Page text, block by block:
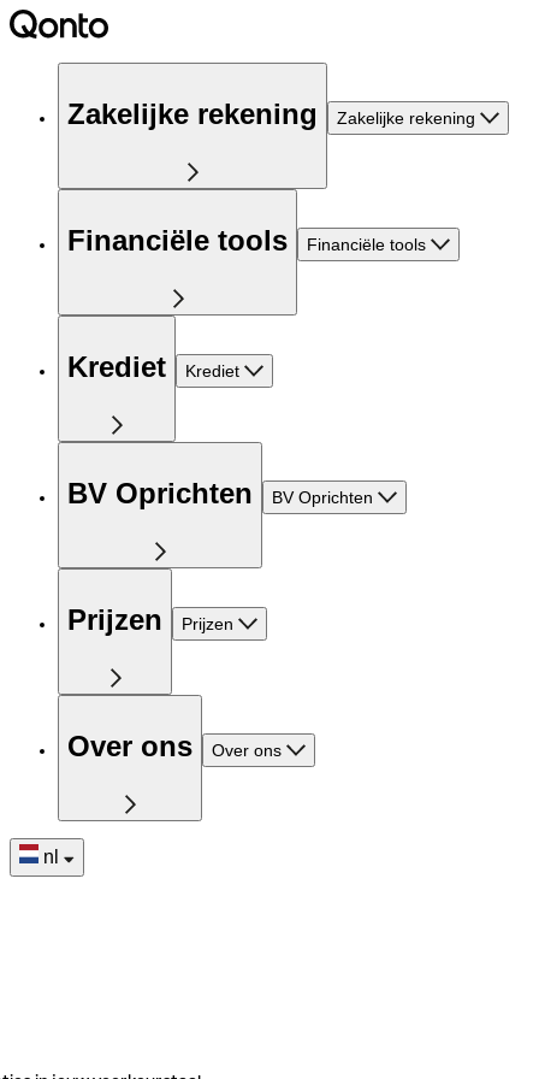
Zakelijke rekening Zakelijke rekening
Financiële tools Financiële tools
Krediet Krediet
BV Oprichten BV Oprichten
Prijzen Prijzen
Over ons Over ons
nl